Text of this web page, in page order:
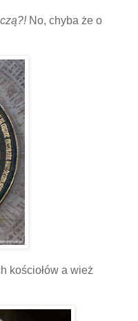
No, chyba że o
kościołów a wież